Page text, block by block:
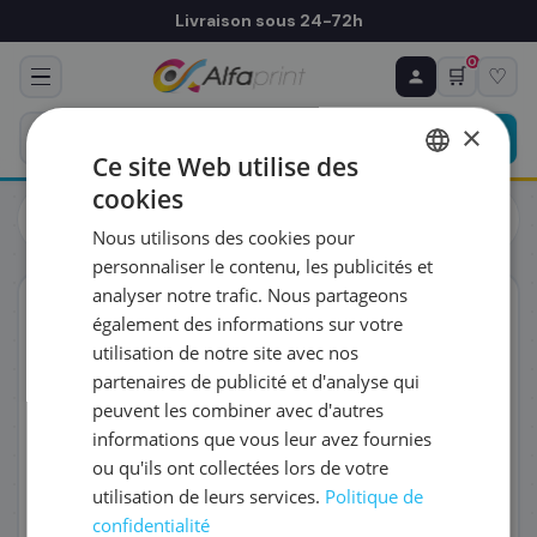
Livraison sous 24-72h
🛒
0
♡
Toners
Kyocera
ORIGINAL
♻ COMMANDE RÉCURRENTE
Prévoyez & économisez
Programmez votre prochain achat — notre équipe
vous prépare un devis personnalisé
RÉFÉRENCE DU PRODUIT
FRÉQUENCE
QUANTITÉ PAR LIVRAISON
DATE DE PREMIÈRE LIVRAISON SOUHAITÉE
×
Ce site Web utilise des
cookies
Nous utilisons des cookies pour
personnaliser le contenu, les publicités et
analyser notre trafic. Nous partageons
également des informations sur votre
utilisation de notre site avec nos
partenaires de publicité et d'analyse qui
peuvent les combiner avec d'autres
informations que vous leur avez fournies
ou qu'ils ont collectées lors de votre
utilisation de leurs services. Politique de
confidentialité